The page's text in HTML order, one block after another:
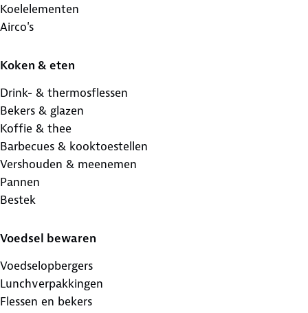
Koelelementen
Airco's
Koken & eten
Drink- & thermosflessen
Bekers & glazen
Koffie & thee
Barbecues & kooktoestellen
Vershouden & meenemen
Pannen
Bestek
Voedsel bewaren
Voedselopbergers
Lunchverpakkingen
Flessen en bekers